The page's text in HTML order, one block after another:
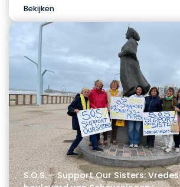
Bekijken
S.O.S. – Support Our Sisters: